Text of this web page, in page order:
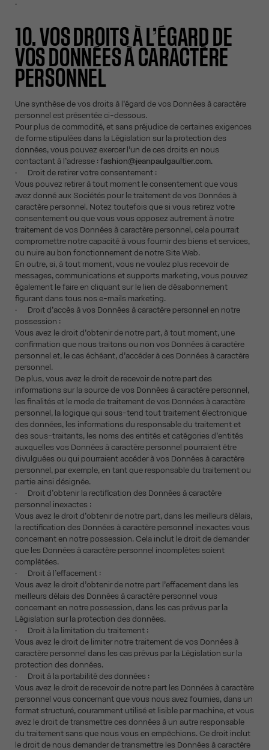
10. VOS DROITS À L’ÉGARD DE
VOS DONNÉES À CARACTÈRE
PERSONNEL
Une synthèse de vos droits à l’égard de vos Données à caractère
personnel est présentée ci-dessous.
Pour plus de commodité, et sans préjudice de certaines exigences
de forme stipulées dans la Législation sur la protection des
données, vous pouvez exercer l’un de ces droits en nous
contactant à l’adresse :fashion@jeanpaulgaultier.com.
· Droit de retirer votre consentement :
Vous pouvez retirer à tout moment le consentement que vous
avez donné aux Sociétés pour le traitement de vos Données à
caractère personnel. Notez toutefois que si vous retirez votre
consentement ou que vous vous opposez autrement à notre
traitement de vos Données à caractère personnel, cela pourrait
compromettre notre capacité à vous fournir des biens et services,
ou nuire au bon fonctionnement de notre Site Web.
En outre, si, à tout moment, vous ne voulez plus recevoir de
messages, communications et supports marketing, vous pouvez
également le faire en cliquant sur le lien de désabonnement
figurant dans tous nos e-mails marketing.
· Droit d’accès à vos Données à caractère personnel en notre
possession :
Vous avez le droit d’obtenir de notre part, à tout moment, une
confirmation que nous traitons ou non vos Données à caractère
personnel et, le cas échéant, d’accéder à ces Données à caractère
personnel.
De plus, vous avez le droit de recevoir de notre part des
informations sur la source de vos Données à caractère personnel,
les finalités et le mode de traitement de vos Données à caractère
personnel, la logique qui sous-tend tout traitement électronique
des données, les informations du responsable du traitement et
des sous-traitants, les noms des entités et catégories d’entités
auxquelles vos Données à caractère personnel pourraient être
divulguées ou qui pourraient accéder à vos Données à caractère
personnel, par exemple, en tant que responsable du traitement ou
partie ainsi désignée.
· Droit d’obtenir la rectification des Données à caractère
personnel inexactes :
Vous avez le droit d’obtenir de notre part, dans les meilleurs délais,
la rectification des Données à caractère personnel inexactes vous
concernant en notre possession. Cela inclut le droit de demander
que les Données à caractère personnel incomplètes soient
complétées.
· Droit à l’effacement :
Vous avez le droit d’obtenir de notre part l’effacement dans les
meilleurs délais des Données à caractère personnel vous
concernant en notre possession, dans les cas prévus par la
Législation sur la protection des données.
· Droit à la limitation du traitement :
Vous avez le droit de limiter notre traitement de vos Données à
caractère personnel dans les cas prévus par la Législation sur la
protection des données.
· Droit à la portabilité des données :
Vous avez le droit de recevoir de notre part les Données à caractère
personnel vous concernant que vous nous avez fournies, dans un
format structuré, couramment utilisé et lisible par machine, et vous
avez le droit de transmettre ces données à un autre responsable
du traitement sans que nous vous en empêchions. Ce droit inclut
le droit de nous demander de transmettre les Données à caractère